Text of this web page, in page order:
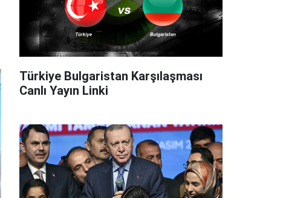
Türkiye Bulgaristan Karşılaşması
Canlı Yayın Linki